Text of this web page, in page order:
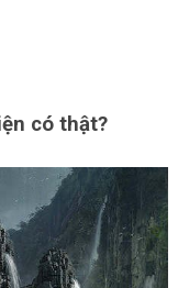
có thật?